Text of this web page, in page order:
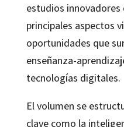
estudios innovadores
principales aspectos
oportunidades que
enseñanza-
tecnologías digitales.
El volumen se
clave como la